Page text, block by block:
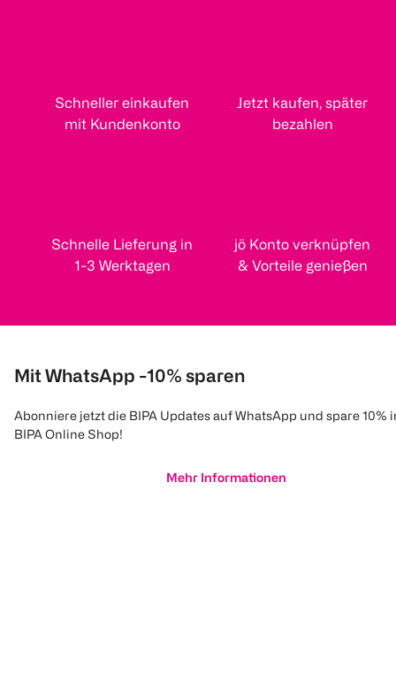
Schneller einkaufen
mit Kundenkonto
Jetzt kaufen, später
bezahlen
Schnelle Lieferung in
1-3 Werktagen
jö Konto verknüpfen
& Vorteile genießen
Mit WhatsApp -10% sparen
Abonniere jetzt die BIPA Updates auf WhatsApp und spare 10%
BIPA Online Shop!
Mehr Informationen